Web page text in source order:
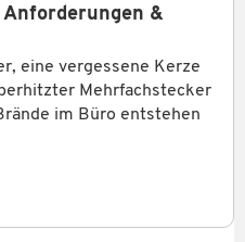
&
eine vergessene Kerze
Mehrfachstecker
im Büro entstehen